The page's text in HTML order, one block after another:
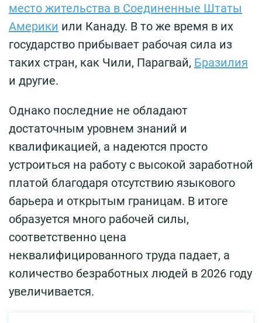
место жительства в Соединенные Штаты
Америки или Канаду. В то же время в их
государство прибывает рабочая сила из
таких стран, как Чили, Парагвай, Бразилия
и другие.
Однако последние не обладают
достаточным уровнем знаний и
квалификацией, а надеются просто
устроиться на работу с высокой заработной
платой благодаря отсутствию языкового
барьера и открытым границам. В итоге
образуется много рабочей силы,
соответственно цена
неквалифицированного труда падает, а
количество безработных людей в 2026 году
увеличивается.